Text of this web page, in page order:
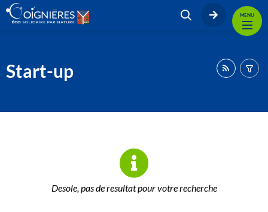
MENU
Start-up
Desole, pas de resultat pour votre recherche